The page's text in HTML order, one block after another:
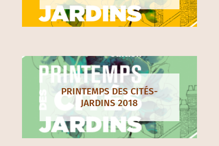
PRINTEMPS DES CITÉS-
JARDINS 2018